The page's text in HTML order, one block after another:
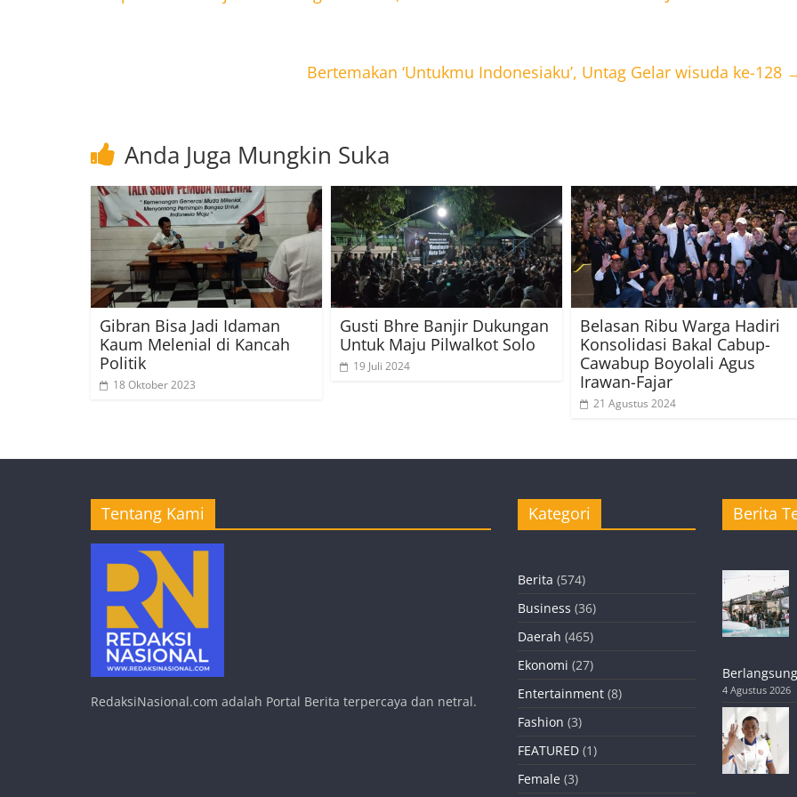
Bertemakan ‘Untukmu Indonesiaku’, Untag Gelar wisuda ke-128
Anda Juga Mungkin Suka
Gibran Bisa Jadi Idaman
Kaum Melenial di Kancah
Politik
18 Oktober 2023
Gusti Bhre Banjir Dukungan
Untuk Maju Pilwalkot Solo
19 Juli 2024
Belasan Ribu Warga Hadiri
Konsolidasi Bakal Cabup-
Cawabup Boyolali Agus
Irawan-Fajar
21 Agustus 2024
Tentang Kami
RedaksiNasional.com adalah Portal Berita terpercaya dan netral.
Kategori
Berita (574)
Business (36)
Daerah (465)
Ekonomi (27)
Entertainment (8)
Fashion (3)
FEATURED (1)
Female (3)
Berita
4 Agustus 2026